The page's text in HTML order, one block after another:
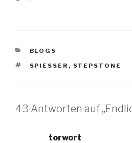
KATEGORIEN
BLOGS
SCHLAGWÖRTER
SPIESSER , STEPSTONE
43 Antworten auf
torwort